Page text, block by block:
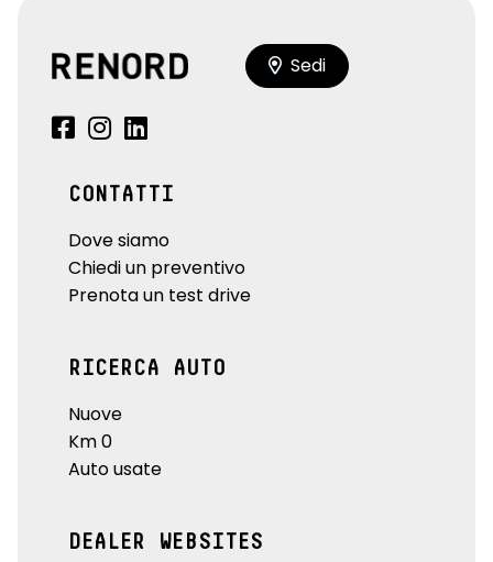
Sedi
CONTATTI
Dove siamo
Chiedi un preventivo
Prenota un test drive
RICERCA AUTO
Nuove
Km 0
Auto usate
DEALER WEBSITES